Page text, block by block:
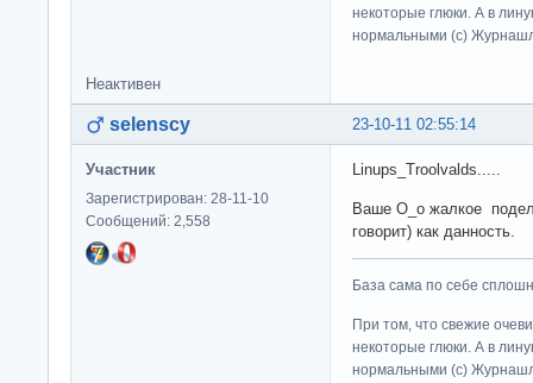
некоторые глюки. А в
нормальными (c)
Неактивен
23-10-11 02:55:14
selenscy
Участник
Зарегистрирован: 28-11-10
Сообщений: 2,558
Linups_Troolvalds.....
Ваше О_о жалкое
говорит) как данность.
База сама по себе
При том, что свежие
некоторые глюки. А в
нормальными (c)